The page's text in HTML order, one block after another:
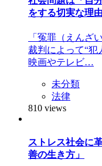
をする切実な理由
「冤罪（えんざ
裁判によって“犯
映画やテレビ…
未分類
法律
810 views
ストレス社会に
善の生き方」